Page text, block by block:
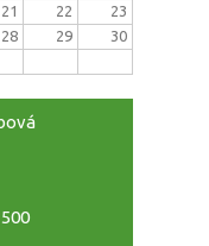
21 22
23
28 29
30